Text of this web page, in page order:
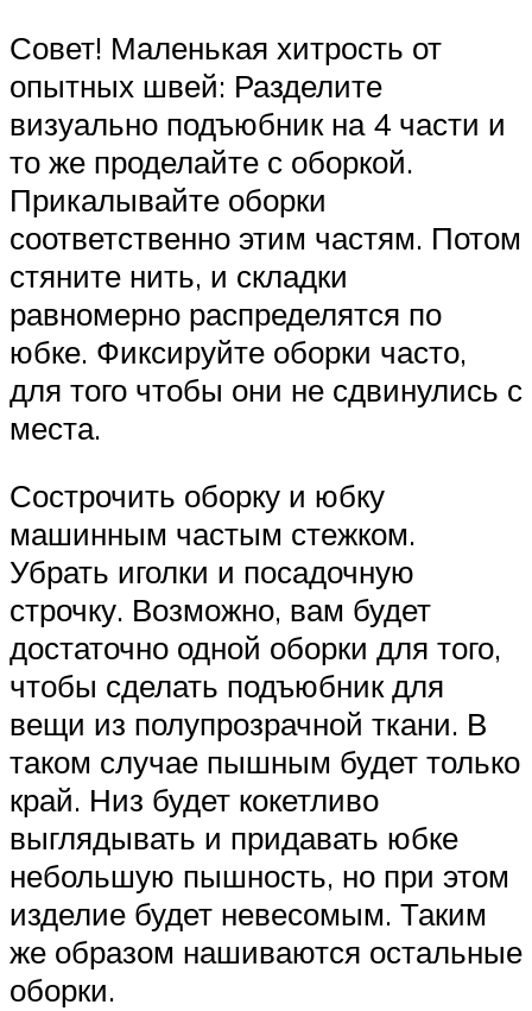
Совет! Маленькая хитрость от
опытных швей: Разделите
визуально подъюбник на 4 части и
то же проделайте с оборкой.
Прикалывайте оборки
соответственно этим частям. Потом
стяните нить, и складки
равномерно распределятся по
юбке. Фиксируйте оборки часто,
для того чтобы они не сдвинулись с
места.
Сострочить оборку и юбку
машинным частым стежком.
Убрать иголки и посадочную
строчку. Возможно, вам будет
достаточно одной оборки для того,
чтобы сделать подъюбник для
вещи из полупрозрачной ткани. В
таком случае пышным будет только
край. Низ будет кокетливо
выглядывать и придавать юбке
небольшую пышность, но при этом
изделие будет невесомым. Таким
же образом нашиваются остальные
оборки.